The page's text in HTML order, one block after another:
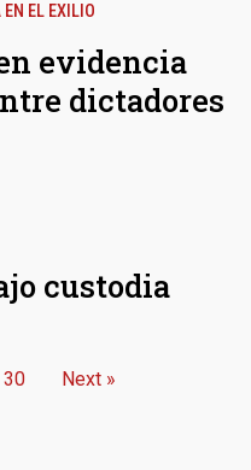
EL EXILIO
evidencia
dictadores
custodia
30 Next »